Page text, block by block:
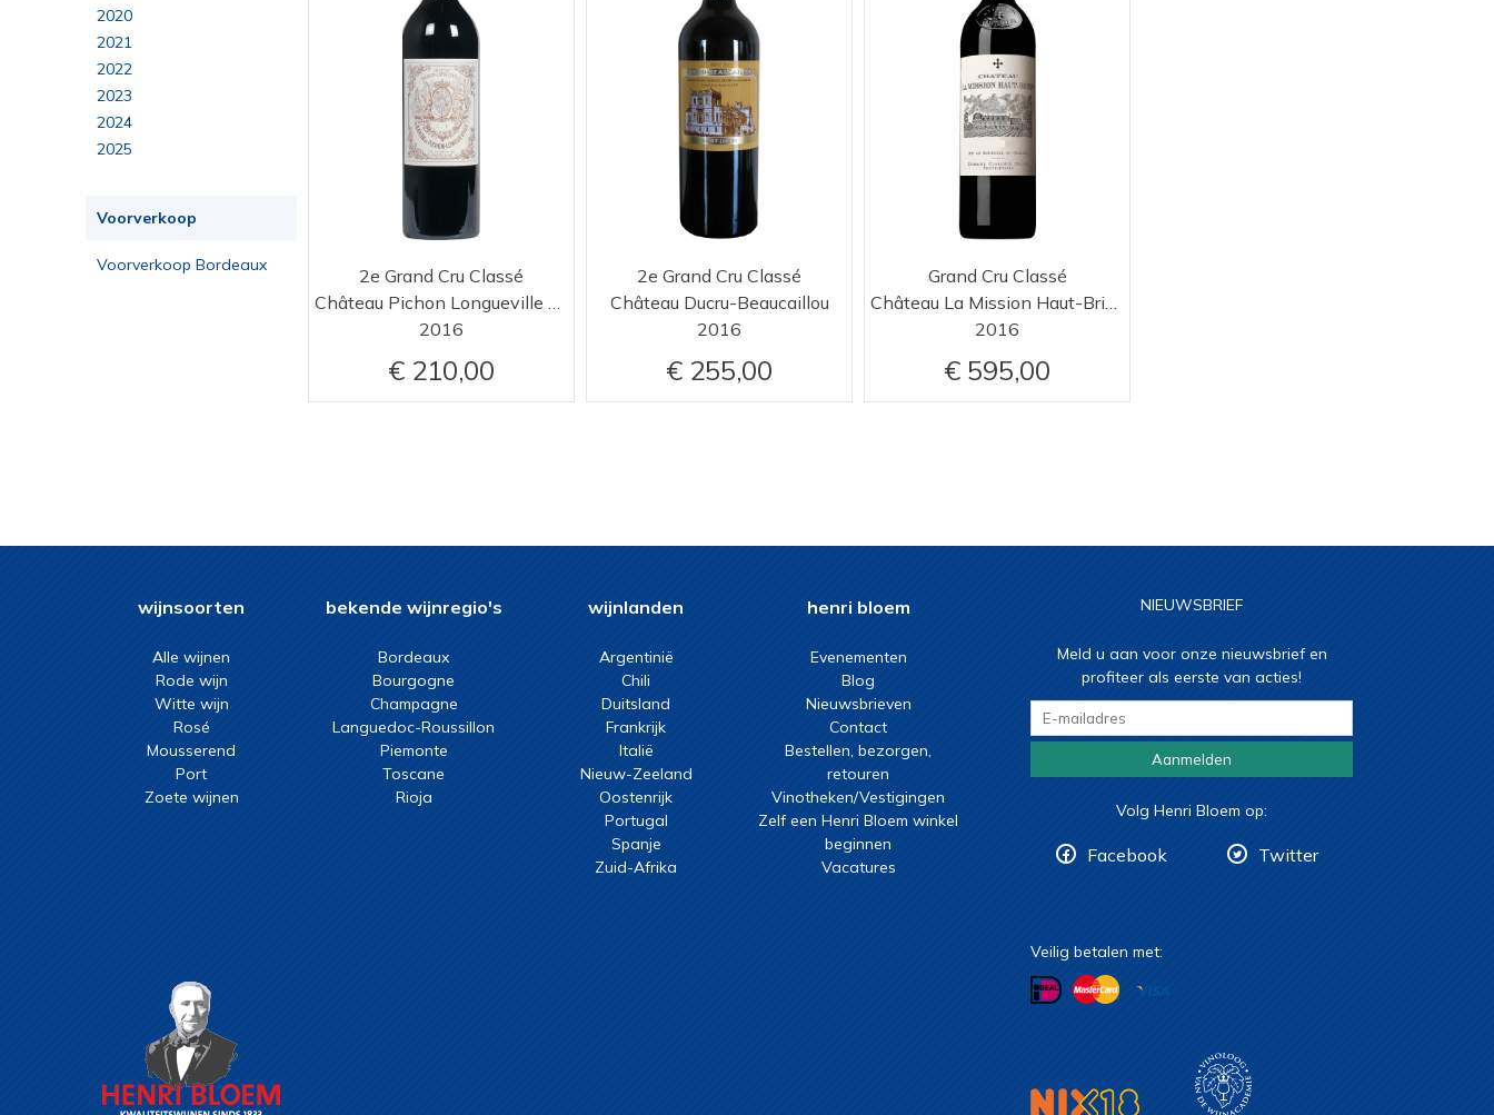
2020
2021
2022
2023
2024
2025
Voorverkoop
Voorverkoop Bordeaux
2e Grand Cru Classé
2016
210,00
2e Grand Cru Classé
Château Ducru-Beaucaillou
2016
255,00
Grand Cru Classé
2016
595,00
wijnsoorten
Alle wijnen
Rode wijn
Witte wijn
Rosé
Mousserend
Port
Zoete wijnen
bekende wijnregio's
Bordeaux
Bourgogne
Champagne
Languedoc-Roussillon
Piemonte
Toscane
Rioja
wijnlanden
Argentinië
Chili
Duitsland
Frankrijk
Italië
Nieuw-Zeeland
Oostenrijk
Portugal
Spanje
Zuid-Afrika
henri bloem
Evenementen
Blog
Nieuwsbrieven
Contact
Bestellen, bezorgen,
retouren
Vinotheken/Vestigingen
Zelf een Henri Bloem winkel
beginnen
Vacatures
NIEUWSBRIEF
Meld u aan voor onze nieuwsbrief en
profiteer als eerste van acties!
Aanmelden
Volg Henri Bloem op:
Facebook Twitter
Veilig betalen met: